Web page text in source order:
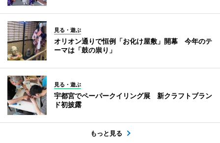
見る・遊ぶ
オリオン通りで恒例「お化け屋敷」開幕 今年のテ
ーマは「鼓の祟り」
見る・遊ぶ
宇都宮でペーパークイリング展 新クラフトブラン
ド初披露
もっと見る